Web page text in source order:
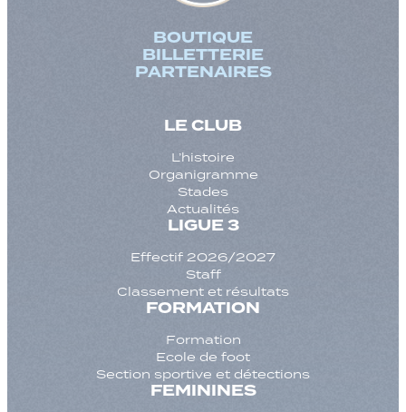
BOUTIQUE
BILLETTERIE
PARTENAIRES
LE CLUB
L’histoire
Organigramme
Stades
Actualités
LIGUE 3
Effectif 2026/2027
Staff
Classement et résultats
FORMATION
Formation
Ecole de foot
Section sportive et détections
FEMININES